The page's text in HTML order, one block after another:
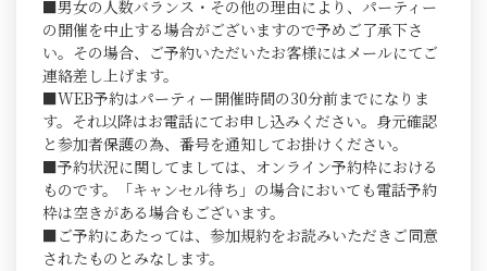
■男女の人数バランス・その他の理由により、パーティー
の開催を中止する場合がございますので予めご了承下さ
い。その場合、ご予約いただいたお客様にはメールにてご
連絡差し上げます。
■WEB予約はパーティー開催時間の30分前までになりま
す。それ以降はお電話にてお申し込みください。身元確認
と参加者保護の為、番号を通知してお掛けください。
■予約状況に関してましては、オンライン予約枠における
ものです。「キャンセル待ち」の場合においても電話予約
枠は空きがある場合もございます。
■ご予約にあたっては、参加規約をお読みいただきご同意
されたものとみなします。